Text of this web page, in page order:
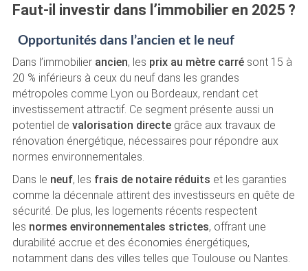
Faut-il investir dans l’immobilier en 2025 ?
Opportunités dans l’ancien et le neuf
Dans l’immobilier ancien, les prix au mètre carrésont 15 à
20 % inférieurs à ceux du neuf dans les grandes
métropoles comme Lyon ou Bordeaux, rendant cet
investissement attractif. Ce segment présente aussi un
potentiel de valorisation directegrâce aux travaux de
rénovation énergétique, nécessaires pour répondre aux
normes environnementales.
Dans le neuf, les frais de notaire réduits et les garanties
comme la décennale attirent des investisseurs en quête de
sécurité. De plus, les logements récents respectent
les normes environnementales strictes, offrant une
durabilité accrue et des économies énergétiques,
notamment dans des villes telles que Toulouse ou Nantes.